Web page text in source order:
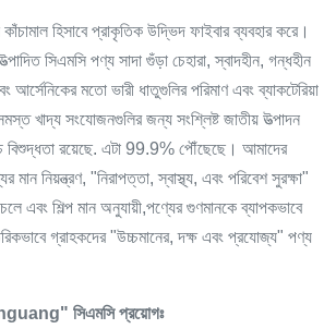
হিসাবে প্রাকৃতিক উদ্ভিদ ফাইবার ব্যবহার করে।
সিএমসি পণ্য সাদা গুঁড়া চেহারা, স্বাদহীন, গন্ধহীন
মতো ভারী ধাতুগুলির পরিমাণ এবং ব্যাকটেরিয়া
খাদ্য সংযোজনগুলির জন্য সংশ্লিষ্ট জাতীয় উত্পাদন
বিশুদ্ধতা রয়েছে. এটা 99.9% পৌঁছেছে। আমাদের
মান নিয়ন্ত্রণ, "নিরাপত্তা, স্বাস্থ্য, এবং পরিবেশ সুরক্ষা"
চলে এবং শিল্প মান অনুযায়ী,পণ্যের গুণমানকে ব্যাপকভাবে
গ্রাহকদের "উচ্চমানের, দক্ষ এবং প্রযোজ্য" পণ্য
সিএমসি প্রয়োগঃ